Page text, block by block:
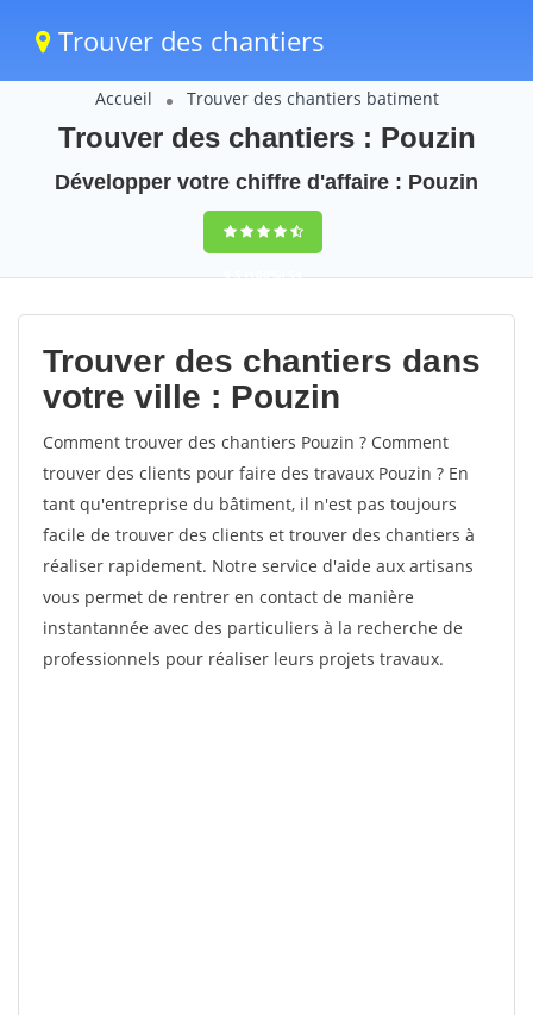
Trouver des chantiers
Accueil Trouver des chantiers batiment
Trouver des chantiers : Pouzin
Développer votre chiffre d'affaire : Pouzin
9,5(100%)54
votes
Trouver des chantiers dans
votre ville : Pouzin
Comment trouver des chantiers Pouzin ? Comment
trouver des clients pour faire des travaux Pouzin ? En
tant qu'entreprise du bâtiment, il n'est pas toujours
facile de trouver des clients et trouver des chantiers à
réaliser rapidement. Notre service d'aide aux artisans
vous permet de rentrer en contact de manière
instantannée avec des particuliers à la recherche de
professionnels pour réaliser leurs projets travaux.